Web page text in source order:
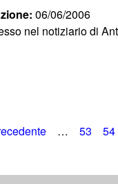
06/06/2006
nel notiziario di
… 53 54